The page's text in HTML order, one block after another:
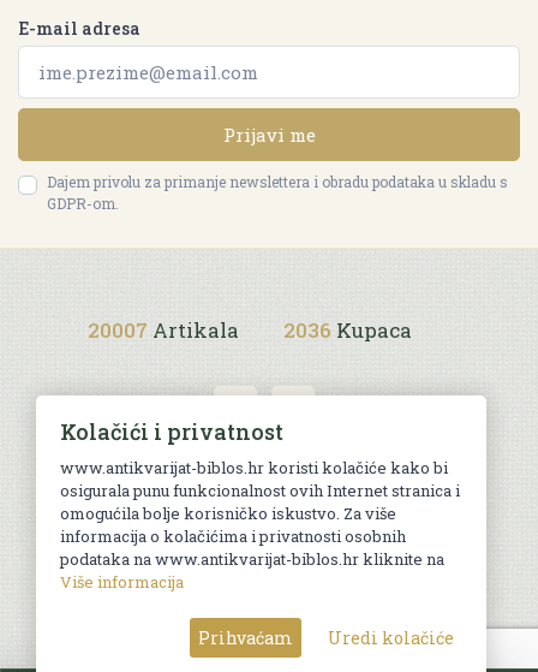
E-mail adresa
Prijavi me
Dajem privolu za primanje newslettera i obradu podataka u skladu s
GDPR-om.
20007 Artikala 2036 Kupaca
Uvjeti kupnje
© Sva prava pridržana. Web by
Kolačići i privatnost
www.antikvarijat-biblos.hr koristi kolačiće kako bi
osigurala punu funkcionalnost ovih Internet stranica i
omogućila bolje korisničko iskustvo. Za više
informacija o kolačićima i privatnosti osobnih
podataka na www.antikvarijat-biblos.hr kliknite na
Više informacija
Prihvaćam Uredi kolačiće